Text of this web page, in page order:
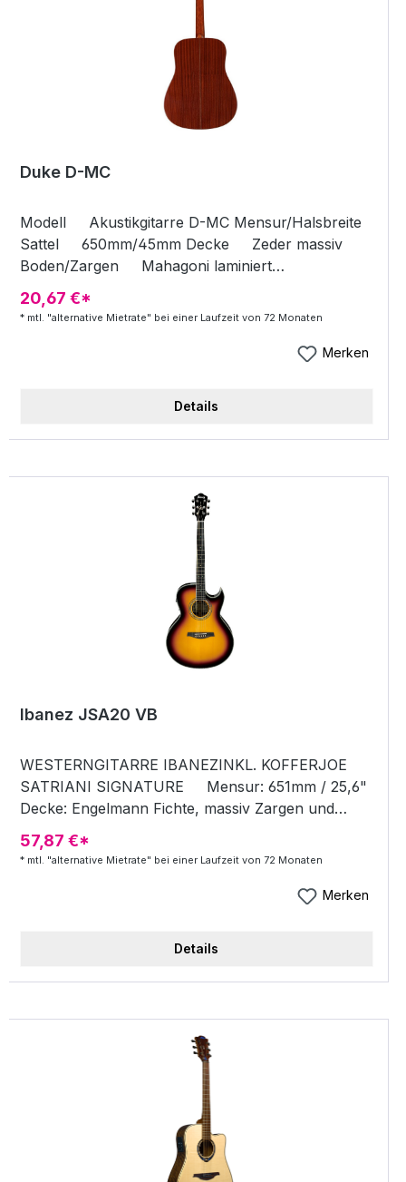
Duke D-MC
Modell Akustikgitarre D-MC Mensur/Halsbreite
Sattel 650mm/45mm Decke Zeder massiv
Boden/Zargen Mahagoni laminiert
Hals/Griffbrett Cedro/Ebenholz Steg
Ebenholz Stegsattel Shadow-Tusq Mechaniken
20,67 €*
* mtl. "alternative Mietrate" bei einer Laufzeit von 72 Monaten
Merken
Details
Ibanez JSA20 VB
WESTERNGITARRE IBANEZINKL. KOFFERJOE
SATRIANI SIGNATURE Mensur: 651mm / 25,6"
Decke: Engelmann Fichte, massiv Zargen und
Boden: Palisander, massiv Hals: Mahagoni
Griffbrett: Ebenholz Steg: Ebenholz Inlay: Abalone
Mechaniken: Chrome Grover® Tonabnehmer:
Aura® Pro preamp, mit Onboard Tuner &amp; Joe
Advantage Bridge Pins Farbe: Vintage Burst Saiten:
57,87 €*
* mtl. "alternative Mietrate" bei einer Laufzeit von 72 Monaten
Merken
Details